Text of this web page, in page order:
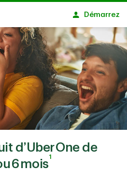
Démarrez
d’Uber One de
6 mois
1